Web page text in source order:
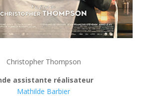
Christopher Thompson
assistante réalisateur
Mathilde Barbier